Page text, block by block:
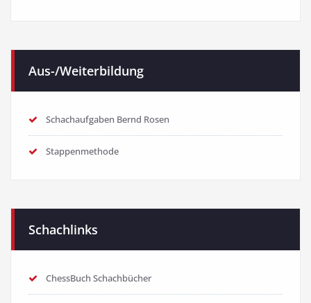
Aus-/Weiterbildung
Schachaufgaben Bernd Rosen
Stappenmethode
Schachlinks
ChessBuch Schachbücher